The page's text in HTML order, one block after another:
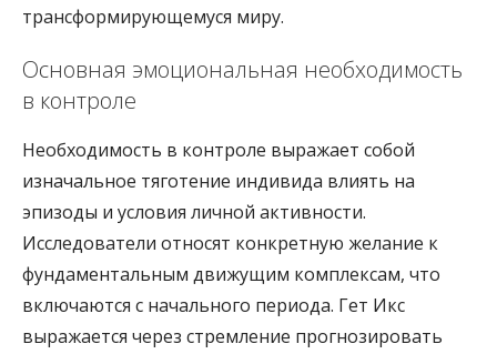
трансформирующемуся миру.
Основная эмоциональная необходимость
в контроле
Необходимость в контроле выражает собой
изначальное тяготение индивида влиять на
эпизоды и условия личной активности.
Исследователи относят конкретную желание к
фундаментальным движущим комплексам, что
включаются с начального периода. Гет Икс
выражается через стремление прогнозировать